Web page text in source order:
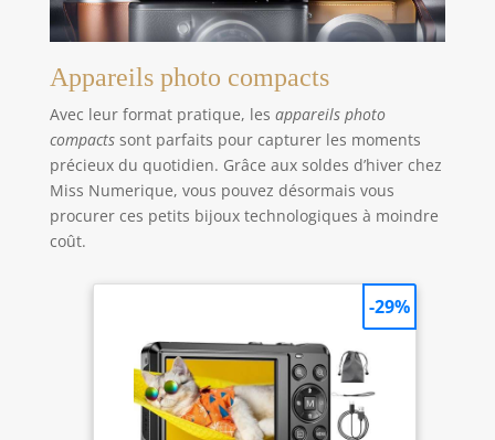
Appareils photo compacts
Avec leur format pratique, les appareils photo
compactssont parfaits pour capturer les moments
précieux du quotidien. Grâce aux soldes d’hiver chez
Miss Numerique, vous pouvez désormais vous
procurer ces petits bijoux technologiques à moindre
coût.
-29%